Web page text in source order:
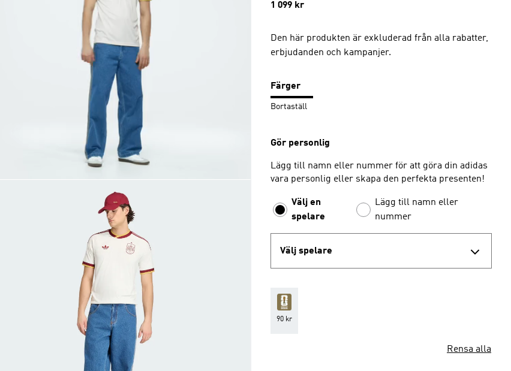
Pris
1 099 kr
Den här produkten är exkluderad från alla rabatter,
erbjudanden och kampanjer.
Färger
Bortaställ
Gör personlig
Lägg till namn eller nummer för att göra din adidas
vara personlig eller skapa den perfekta presenten!
Välj en
spelare
Lägg till namn eller
nummer
Välj spelare
90 kr
Rensa alla